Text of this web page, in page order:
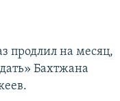
продлил на месяц,
Бахтжана